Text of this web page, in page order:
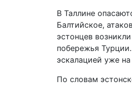
В Таллине
Балтийское,
эстонцев
побережья
эскалацией уже
По словам